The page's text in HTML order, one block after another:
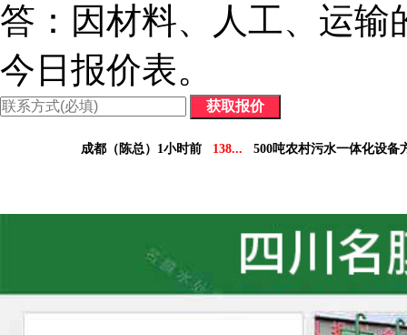
答：因材料、人工、运输
今日报价表。
成都（陈总）1小时前 138... 500吨农村污水一体化设备
136... 5吨小型污水处理设备
凉山州（李经理）2个小时前 137... 30吨医疗污水处理设
广安（祝总）10分钟前 155... 1000吨污水处理厂咨
10吨豆制品污水一体化设